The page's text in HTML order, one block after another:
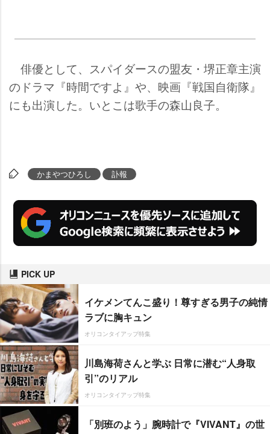
俳優として、スパイダースの盟友・堺正章主演
のドラマ『時間ですよ』や、映画『戦国自衛隊』
にも出演した。いとこは歌手の森山良子。
かまやつひろし 訃報
PICK UP
イケメンてんこ盛り！尊すぎる男子の純情
ラブに胸キュン
オリコンタイアップ特集
川島海荷さんと学ぶ 日常に潜む“人身取
引”のリアル
オリコンタイアップ特集
「別班のよう」腕時計で『VIVANT』の世